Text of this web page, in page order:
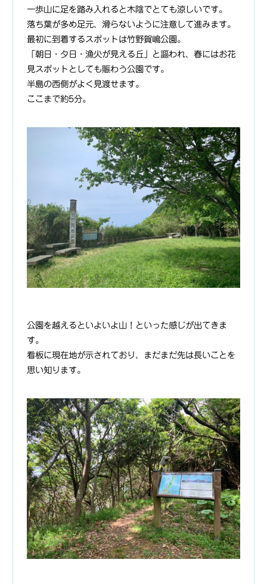
一歩山に足を踏み入れると木陰でとても涼しいです。
落ち葉が多め足元、滑らないように注意して進みます。
最初に到着するスポットは竹野賀嶋公園。
「朝日・夕日・漁火が見える丘」と謳われ、春にはお花
見スポットとしても賑わう公園です。
半島の西側がよく見渡せます。
ここまで約5分。
公園を越えるといよいよ山！といった感じが出てきま
す。
看板に現在地が示されており、まだまだ先は長いことを
思い知ります。